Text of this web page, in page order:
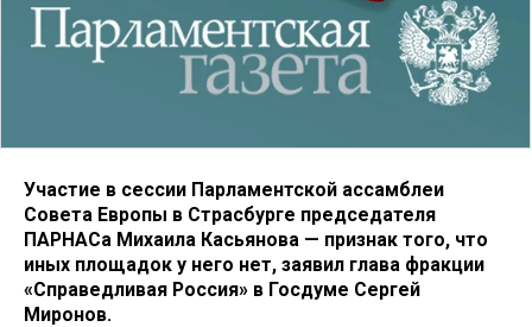
Участие в сессии Парламентской ассамблеи
Совета Европы в Страсбурге председателя
ПАРНАСа Михаила Касьянова — признак того, что
иных площадок у него нет, заявил глава фракции
«Справедливая Россия» в Госдуме Сергей
Миронов.